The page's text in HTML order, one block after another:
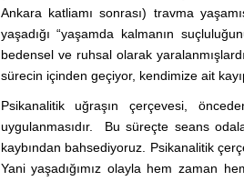
Ankara katliamı sonrası) travma
yaşadığı “yaşamda kalmanın
bedensel ve ruhsal olarak
sürecin içinden geçiyor, kendimize ait
Psikanalitik uğraşın çerçevesi,
uygulanmasıdır. Bu süreçte seans
kaybından bahsediyoruz. Psikanalitik
Yani yaşadığımız olayla hem zaman